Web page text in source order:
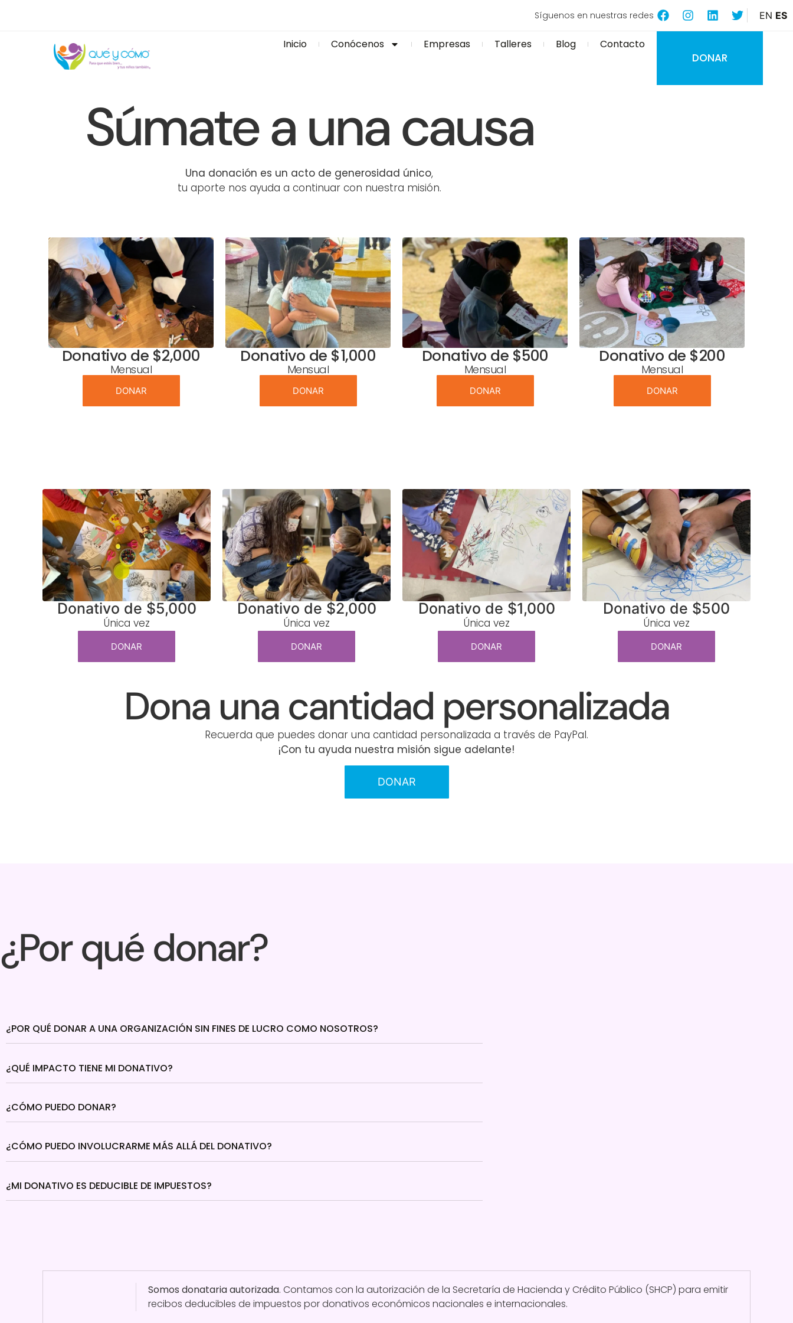
EN ES
Síguenos en nuestras redes
DONAR
Inicio Conócenos Empresas Talleres Blog Contacto
Súmate a una causa
Una donación es un acto de generosidad único,
tu aporte nos ayuda a continuar con nuestra misión.
Donativo de $2,000
Mensual
DONAR
Donativo de $1,000
Mensual
DONAR
Donativo de $500
Mensual
DONAR
Donativo de $200
Mensual
DONAR
Donativo de $5,000
Única vez
DONAR
Donativo de $2,000
Única vez
DONAR
Donativo de $1,000
Única vez
DONAR
Donativo de $500
Única vez
DONAR
Dona una cantidad personalizada
Recuerda que puedes donar una cantidad personalizada a través de PayPal.
¡Con tu ayuda nuestra misión sigue adelante!
DONAR
¿Por qué donar?
¿POR QUÉ DONAR A UNA ORGANIZACIÓN SIN FINES DE LUCRO COMO NOSOTROS?
¿QUÉ IMPACTO TIENE MI DONATIVO?
¿CÓMO PUEDO DONAR?
¿CÓMO PUEDO INVOLUCRARME MÁS ALLÁ DEL DONATIVO?
¿MI DONATIVO ES DEDUCIBLE DE IMPUESTOS?
Somos donataria autorizada. Contamos con la autorización de la Secretaría de Hacienda y Crédito Público (SHCP) para emitir
recibos deducibles de impuestos por donativos económicos nacionales e internacionales.